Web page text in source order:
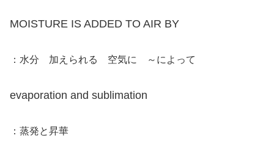
MOISTURE IS ADDED TO AIR BY
：水分 加えられる 空気に ～によって
evaporation and sublimation
：蒸発と昇華